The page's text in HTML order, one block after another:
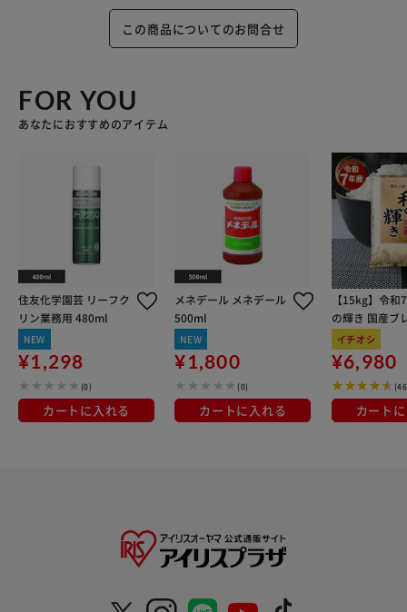
この商品についてのお問合せ
FOR YOU
あなたにおすすめのアイテム
住友化学園芸 リーフク
リン業務用 480ml
NEW
¥1,298
(0)
カートに入れる
メネデール メネデール
500ml
NEW
¥1,800
(0)
カートに入れる
【15kg】令和
の輝き 国産ブ
kg×3袋
イチオシ
¥6,980
カート